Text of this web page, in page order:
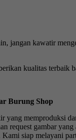
jangan kawatir
kualitas terbaik
Burung Shop
yang memproduksi
request gambar
siap melayani